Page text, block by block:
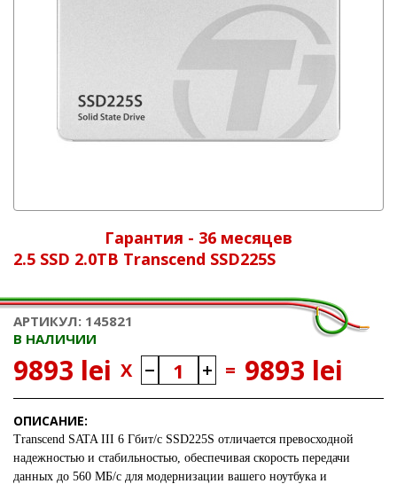
Гарантия - 36 месяцев
2.5 SSD 2.0TB Transcend SSD225S
АРТИКУЛ: 145821
В НАЛИЧИИ
9893 lei X = 9893 lei
ОПИСАНИЕ:
Transcend SATA III 6 Гбит/с SSD225S отличается превосходной
надежностью и стабильностью, обеспечивая скорость передачи
данных до 560 МБ/с для модернизации вашего ноутбука и